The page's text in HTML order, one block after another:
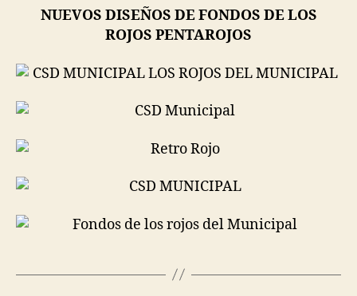
NUEVOS DISEÑOS DE FONDOS DE LOS
ROJOS PENTAROJOS